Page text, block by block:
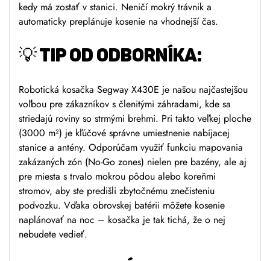
kedy má zostať v stanici. Neničí mokrý trávnik a
automaticky preplánuje kosenie na vhodnejší čas.
💡TIP OD ODBORNÍKA:
Robotická kosačka Segway X430E je našou najčastejšou
voľbou pre zákazníkov s členitými záhradami, kde sa
striedajú roviny so strmými brehmi. Pri takto veľkej ploche
(3000 m²) je kľúčové správne umiestnenie nabíjacej
stanice a antény. Odporúčam využiť funkciu mapovania
zakázaných zón (No-Go zones) nielen pre bazény, ale aj
pre miesta s trvalo mokrou pôdou alebo koreňmi
stromov, aby ste predišli zbytočnému znečisteniu
podvozku. Vďaka obrovskej batérii môžete kosenie
naplánovať na noc – kosačka je tak tichá, že o nej
nebudete vedieť.